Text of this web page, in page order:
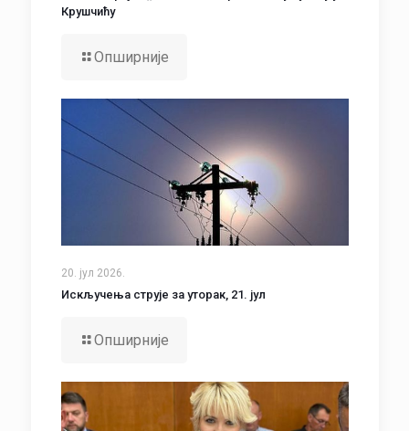
Крушчићу
Опширније
20. јул 2026.
Искључења струје за уторак, 21. јул
Опширније